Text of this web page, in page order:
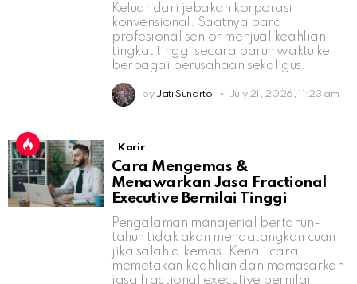
Keluar dari jebakan korporasi
konvensional. Saatnya para
profesional senior menjual keahlian
tingkat tinggi secara paruh waktu ke
berbagai perusahaan sekaligus.
by Jati Sunarto July 21, 2026, 11:23 am
Karir
Cara Mengemas &
Menawarkan Jasa Fractional
Executive Bernilai Tinggi
Pengalaman manajerial bertahun-
tahun tidak akan mendatangkan cuan
jika salah dikemas. Kenali cara
memetakan keahlian dan memasarkan
jasa fractional executive bernilai